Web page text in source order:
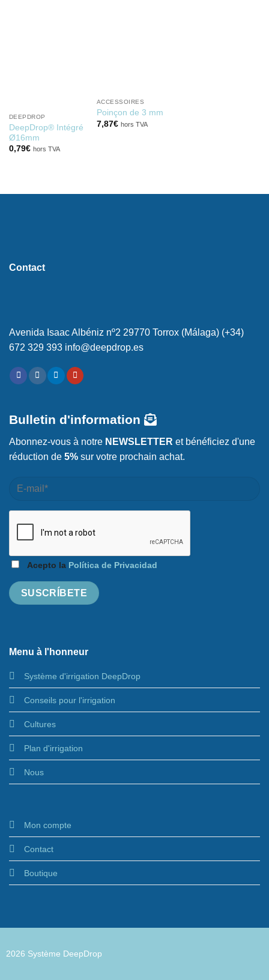
DEEPDROP
DeepDrop® Intégré
Ø16mm
0,79€ hors TVA
ACCESSOIRES
Poinçon de 3 mm
7,87€ hors TVA
Contact
Avenida Isaac Albéniz nº2 29770 Torrox (Málaga) (+34)
672 329 393 info@deepdrop.es
Menu à l'honneur
Système d'irrigation DeepDrop
Conseils pour l'irrigation
Cultures
Plan d'irrigation
Nous
Mon compte
Contact
Boutique
Bulletin d'information
Abonnez-vous à notre NEWSLETTER et bénéficiez d'une
réduction de 5% sur votre prochain achat.
Acepto la Política de Privacidad
2026 Système DeepDrop